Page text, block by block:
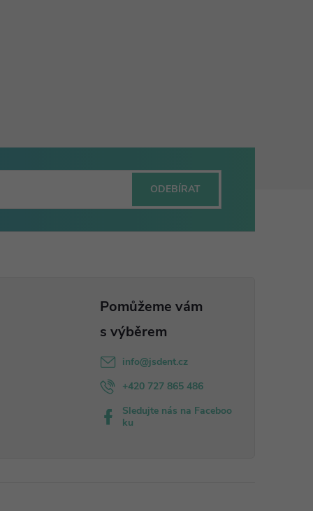
ODEBÍRAT
info@jsdent.cz
+420 727 865 486
Sledujte nás na Faceboo
ku